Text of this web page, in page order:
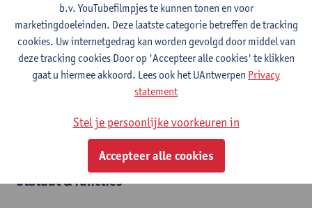
Toon e-mailadres
Grote Kauwenberg 18
2000 Antwerpen, BEL
Departement Letterkunde
Statuut & functies
b.v. YouTubefilmpjes te kunnen tonen en voor
marketingdoeleinden. Deze laatste categorie betreffen de tracking
cookies. Uw internetgedrag kan worden gevolgd door middel van
deze tracking cookies Door op 'Accepteer alle cookies' te klikken
gaat u hiermee akkoord. Lees ook het UAntwerpen Privacy
statement
Stel je persoonlijke voorkeuren in
Accepteer alle cookies